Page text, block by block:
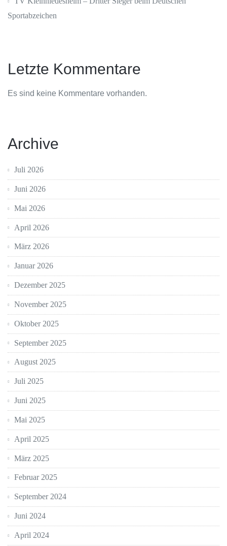
Sportabzeichen
Letzte Kommentare
Es sind keine Kommentare vorhanden.
Archive
Juli 2026
Juni 2026
Mai 2026
April 2026
März 2026
Januar 2026
Dezember 2025
November 2025
Oktober 2025
September 2025
August 2025
Juli 2025
Juni 2025
Mai 2025
April 2025
März 2025
Februar 2025
September 2024
Juni 2024
April 2024